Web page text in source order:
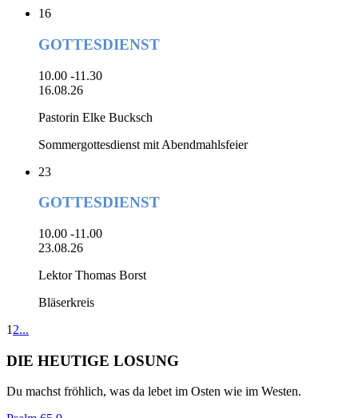
16
GOTTESDIENST
10.00 -11.30
16.08.26
Pastorin Elke Bucksch
Sommergottesdienst mit Abendmahlsfeier
23
GOTTESDIENST
10.00 -11.00
23.08.26
Lektor Thomas Borst
Bläserkreis
1 2...
DIE HEUTIGE LOSUNG
Du machst fröhlich, was da lebet im Osten wie im Westen.